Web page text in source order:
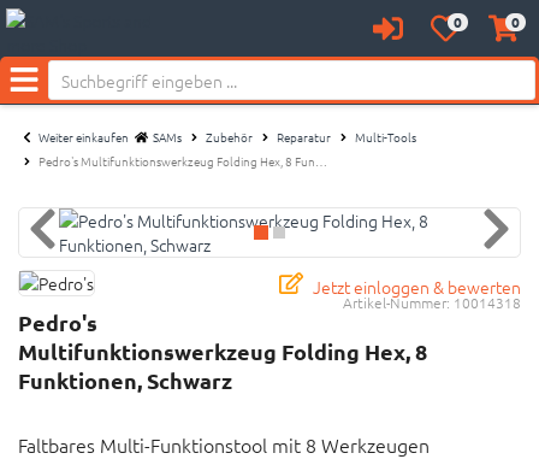
AnmeldenMerkzettel
aufklappen
0 0
Menü
Weiter einkaufen SAMs Zubehör Reparatur
Multi-Tools
Pedro's Multifunktionswerkzeug Folding Hex, 8 Fun…
Jetzt einloggen & bewerten
Artikel-Nummer: 10014318
Pedro's
Multifunktionswerkzeug Folding Hex, 8
Funktionen, Schwarz
Faltbares Multi-Funktionstool mit 8 Werkzeugen